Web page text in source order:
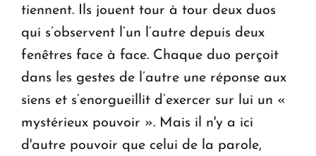
tiennent. Ils jouent tour à tour deux duos
qui s’observent l’un l’autre depuis deux
fenêtres face à face. Chaque duo perçoit
dans les gestes de l’autre une réponse aux
siens et s’enorgueillit d’exercer sur lui un «
mystérieux pouvoir ». Mais il n'y a ici
d'autre pouvoir que celui de la parole,